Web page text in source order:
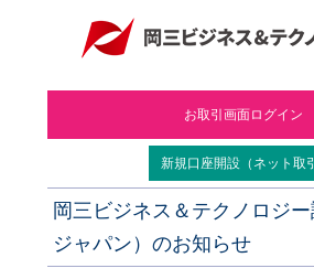
お取引画面ログイン
新規口座開設（ネット取
岡三ビジネス＆テクノロジ
ジャパン）のお知らせ